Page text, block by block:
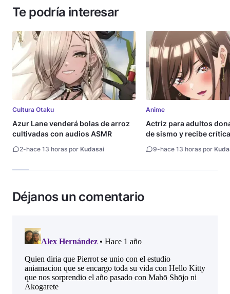
Te podría interesar
Cultura Otaku
Azur Lane venderá bolas de arroz
cultivadas con audios ASMR
2-hace 13 horas por Kudasai
Anime
Actriz para adultos
de sismo y recibe
9-hace 13 horas por
Déjanos un comentario